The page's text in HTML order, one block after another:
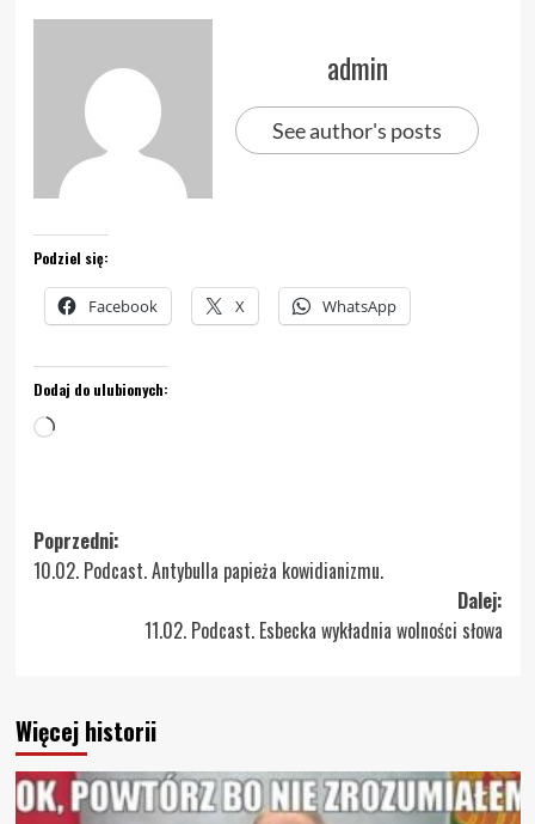
admin
See author's posts
Podziel się:
Facebook X WhatsApp
Dodaj do ulubionych:
Wczytywanie…
Zobacz
wpisy
Poprzedni:
10.02. Podcast. Antybulla papieża kowidianizmu.
Dalej:
11.02. Podcast. Esbecka wykładnia wolności słowa
Więcej historii